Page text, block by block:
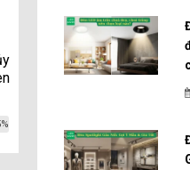
Đèn chùm nến 15 chao
tinh CH-N6902/15